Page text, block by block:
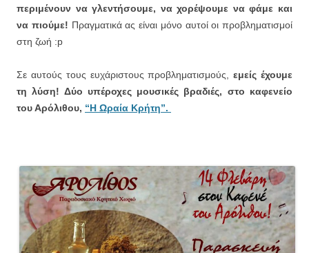
περιμένουν να γλεντήσουμε, να χορέψουμε να φάμε και
να πιούμε! Πραγματικά ας είναι μόνο αυτοί οι προβληματισμοί
στη ζωή :p
Σε αυτούς τους ευχάριστους προβληματισμούς,εμείς έχουμε
τη λύση! Δύο υπέροχες μουσικές βραδιές, στο καφενείο
του Αρόλιθου, “Η Ωραία Κρήτη”.